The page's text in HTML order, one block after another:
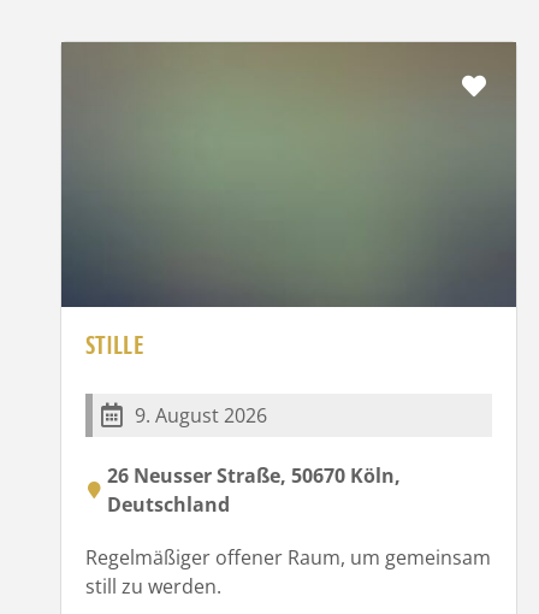
STILLE
9. August 2026
26 Neusser Straße, 50670 Köln,
Deutschland
Regelmäßiger offener Raum, um gemeinsam
still zu werden.